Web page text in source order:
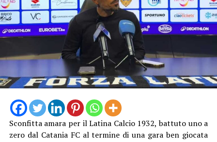
Sconfitta amara per il Latina Calcio 1932, battuto uno a
zero dal Catania FC al termine di una gara ben giocata